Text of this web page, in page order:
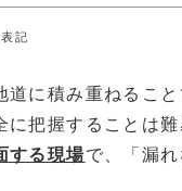
記
道に積み重ねるこ
把握することは難
する現場で、「漏